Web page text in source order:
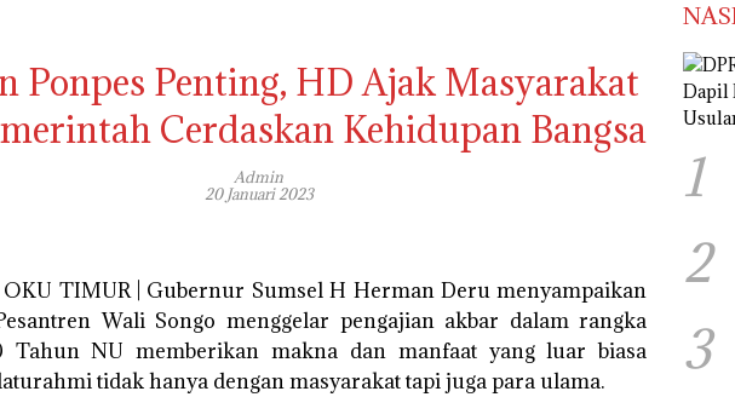
Ponpes Penting, HD Ajak Masyarakat
Cerdaskan Kehidupan Bangsa
Admin
20 Januari 2023
TIMUR | Gubernur Sumsel H Herman Deru menyampaikan
Wali Songo menggelar pengajian akbar dalam rangka
Tahun NU memberikan makna dan manfaat yang luar biasa
tidak hanya dengan masyarakat tapi juga para ulama.
1
2
3